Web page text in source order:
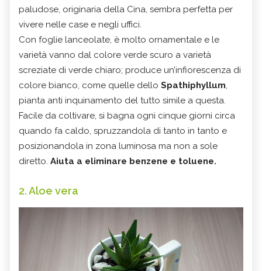
paludose, originaria della Cina, sembra perfetta per
vivere nelle case e negli uffici.
Con foglie lanceolate, è molto ornamentale e le
varietà vanno dal colore verde scuro a varietà
screziate di verde chiaro; produce un’infiorescenza di
colore bianco, come quelle dello Spathiphyllum,
pianta anti inquinamento del tutto simile a questa.
Facile da coltivare, si bagna ogni cinque giorni circa
quando fa caldo, spruzzandola di tanto in tanto e
posizionandola in zona luminosa ma non a sole
diretto. Aiuta a eliminare benzene e toluene.
2. Aloe vera